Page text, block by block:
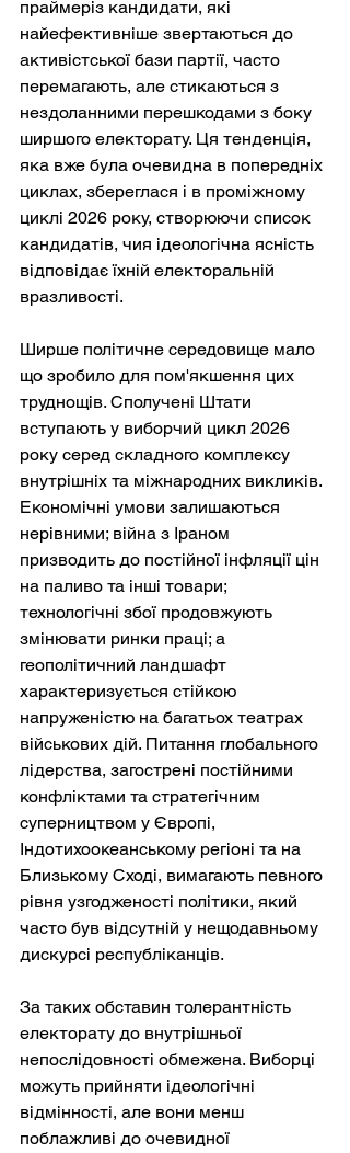
праймеріз кандидати, які
найефективніше звертаються до
активістської бази партії, часто
перемагають, але стикаються з
нездоланними перешкодами з боку
ширшого електорату. Ця тенденція,
яка вже була очевидна в попередніх
циклах, збереглася і в проміжному
циклі 2026 року, створюючи список
кандидатів, чия ідеологічна ясність
відповідає їхній електоральній
вразливості.
Ширше політичне середовище мало
що зробило для пом'якшення цих
труднощів. Сполучені Штати
вступають у виборчий цикл 2026
року серед складного комплексу
внутрішніх та міжнародних викликів.
Економічні умови залишаються
нерівними; війна з Іраном
призводить до постійної інфляції цін
на паливо та інші товари;
технологічні збої продовжують
змінювати ринки праці; а
геополітичний ландшафт
характеризується стійкою
напруженістю на багатьох театрах
військових дій. Питання глобального
лідерства, загострені постійними
конфліктами та стратегічним
суперництвом у Європі,
Індотихоокеанському регіоні та на
Близькому Сході, вимагають певного
рівня узгодженості політики, який
часто був відсутній у нещодавньому
дискурсі республіканців.
За таких обставин толерантність
електорату до внутрішньої
непослідовності обмежена. Виборці
можуть прийняти ідеологічні
відмінності, але вони менш
поблажливі до очевидної